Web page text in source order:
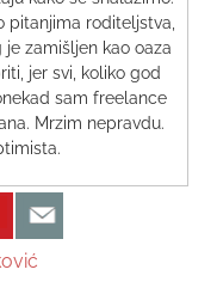
pitanjima roditeljstva,
zamišljen kao oaza
jer svi, koliko god
sam freelance
Mrzim nepravdu.